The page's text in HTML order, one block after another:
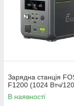
Зарядна станція
F1200 (1024 Втч/
В наявності